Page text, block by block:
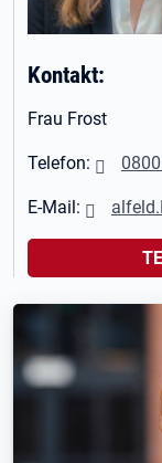
Kontakt:
Frau Frost
Telefon:
E-Mail: